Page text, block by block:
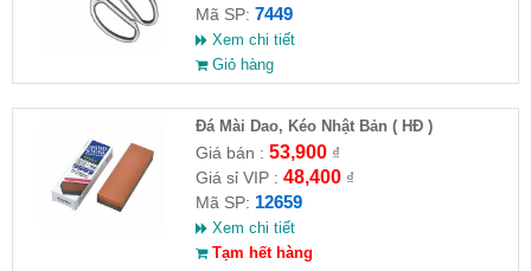
Mã SP: 7449
Xem chi tiết
Giỏ hàng
Đá Mài Dao, Kéo Nhật Bản ( HĐ )
Giá bán : 53,900₫
Giá sỉ VIP : 48,400₫
Mã SP: 12659
Xem chi tiết
Tạm hết hàng